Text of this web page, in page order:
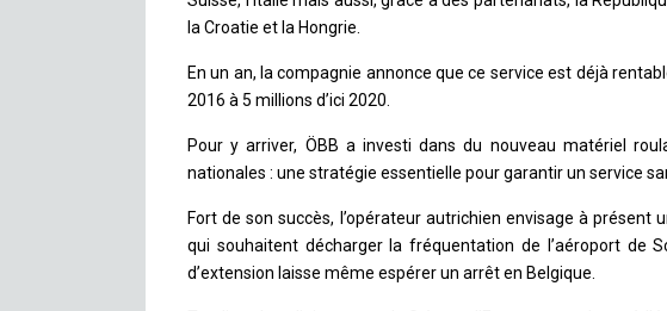
la Croatie et la Hongrie.
En un an, la compagnie annonce que ce service est déjà
2016 à 5 millions d’ici 2020.
Pour y arriver, ÖBB a investi dans du nouveau matériel
nationales : une stratégie essentielle pour garantir un service
Fort de son succès, l’opérateur autrichien envisage à présent
qui souhaitent décharger la fréquentation de l’aéroport de
d’extension laisse même espérer un arrêt en Belgique.